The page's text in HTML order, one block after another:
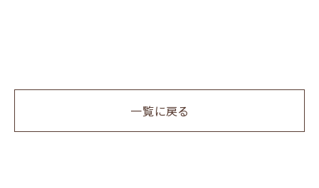
一覧に戻る